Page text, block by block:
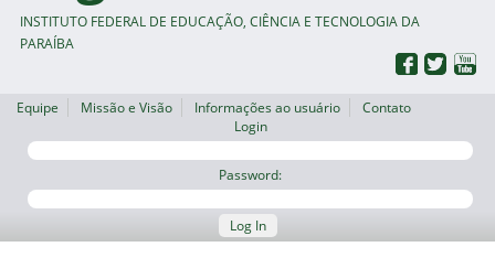
INSTITUTO FEDERAL DE EDUCAÇÃO, CIÊNCIA E TECNOLOGIA DA
PARAÍBA
Equipe Missão e Visão Informações ao usuário
Contato
Login
Password:
Log In